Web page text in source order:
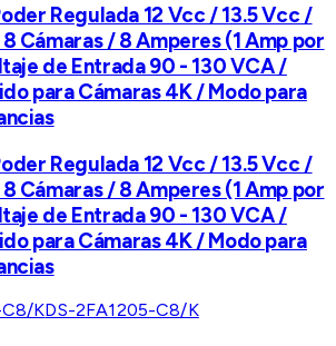
Regulada 12 Vcc / 13.5 Vcc /
Cámaras / 8 Amperes (1 Amp por
de Entrada 90 - 130 VCA /
para Cámaras 4K / Modo para
Regulada 12 Vcc / 13.5 Vcc /
Cámaras / 8 Amperes (1 Amp por
de Entrada 90 - 130 VCA /
para Cámaras 4K / Modo para
KDS-2FA1205-C8/K